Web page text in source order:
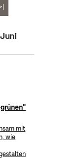
mit
wie